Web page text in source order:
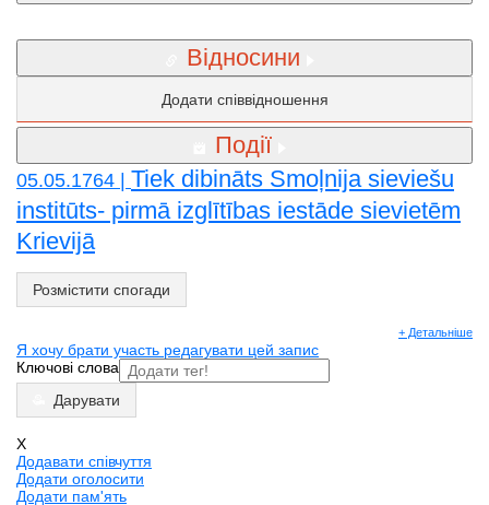
Відносини
Додати співвідношення
Події
05.05.1764 | Tiek dibināts Smoļnija sieviešu
institūts- pirmā izglītības iestāde sievietēm
Krievijā
Розмістити спогади
+ Детальніше
Я хочу брати участь редагувати цей запис
Ключові слова
Дарувати
X
Додавати співчуття
Додати оголосити
Додати пам'ять